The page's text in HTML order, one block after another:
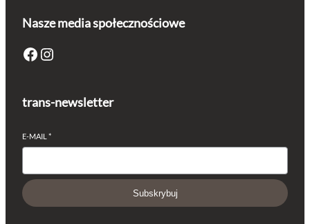
Nasze media społecznościowe
Facebook Instagram
trans-newsletter
E-MAIL *
Subskrybuj